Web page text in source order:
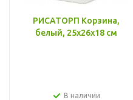
РИСАТОРП Корзина,
белый, 25x26x18 см
В наличии